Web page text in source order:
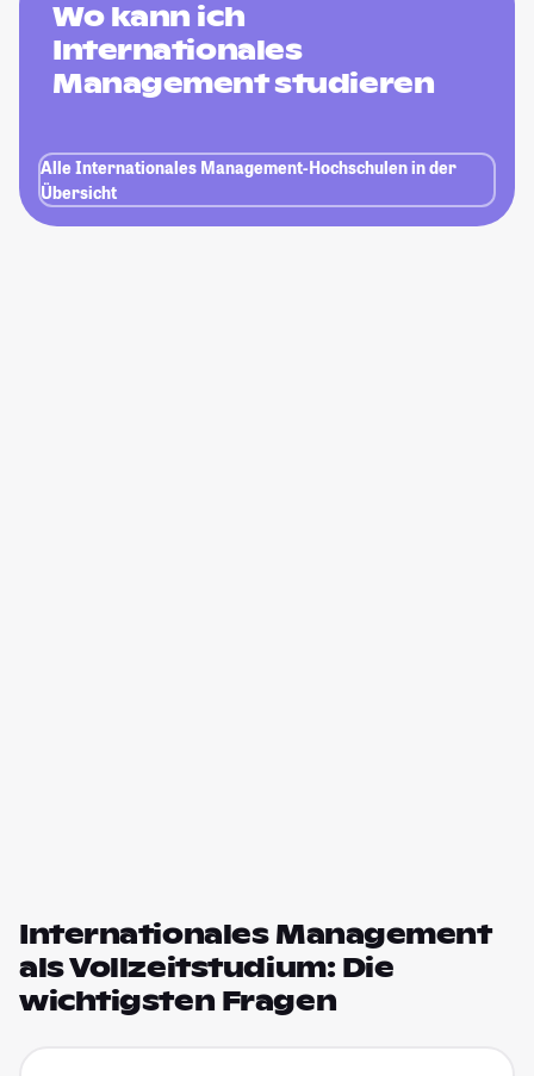
Wo kann ich
Internationales
Management studieren
Alle Internationales Management-Hochschulen in der
Übersicht
Internationales Management
als Vollzeitstudium: Die
wichtigsten Fragen